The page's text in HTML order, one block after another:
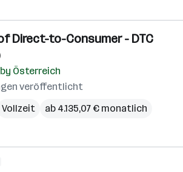
Direct-to-Consumer - DTC
Österreich
veröffentlicht
Vollzeit ab 4.135,07 € monatlich